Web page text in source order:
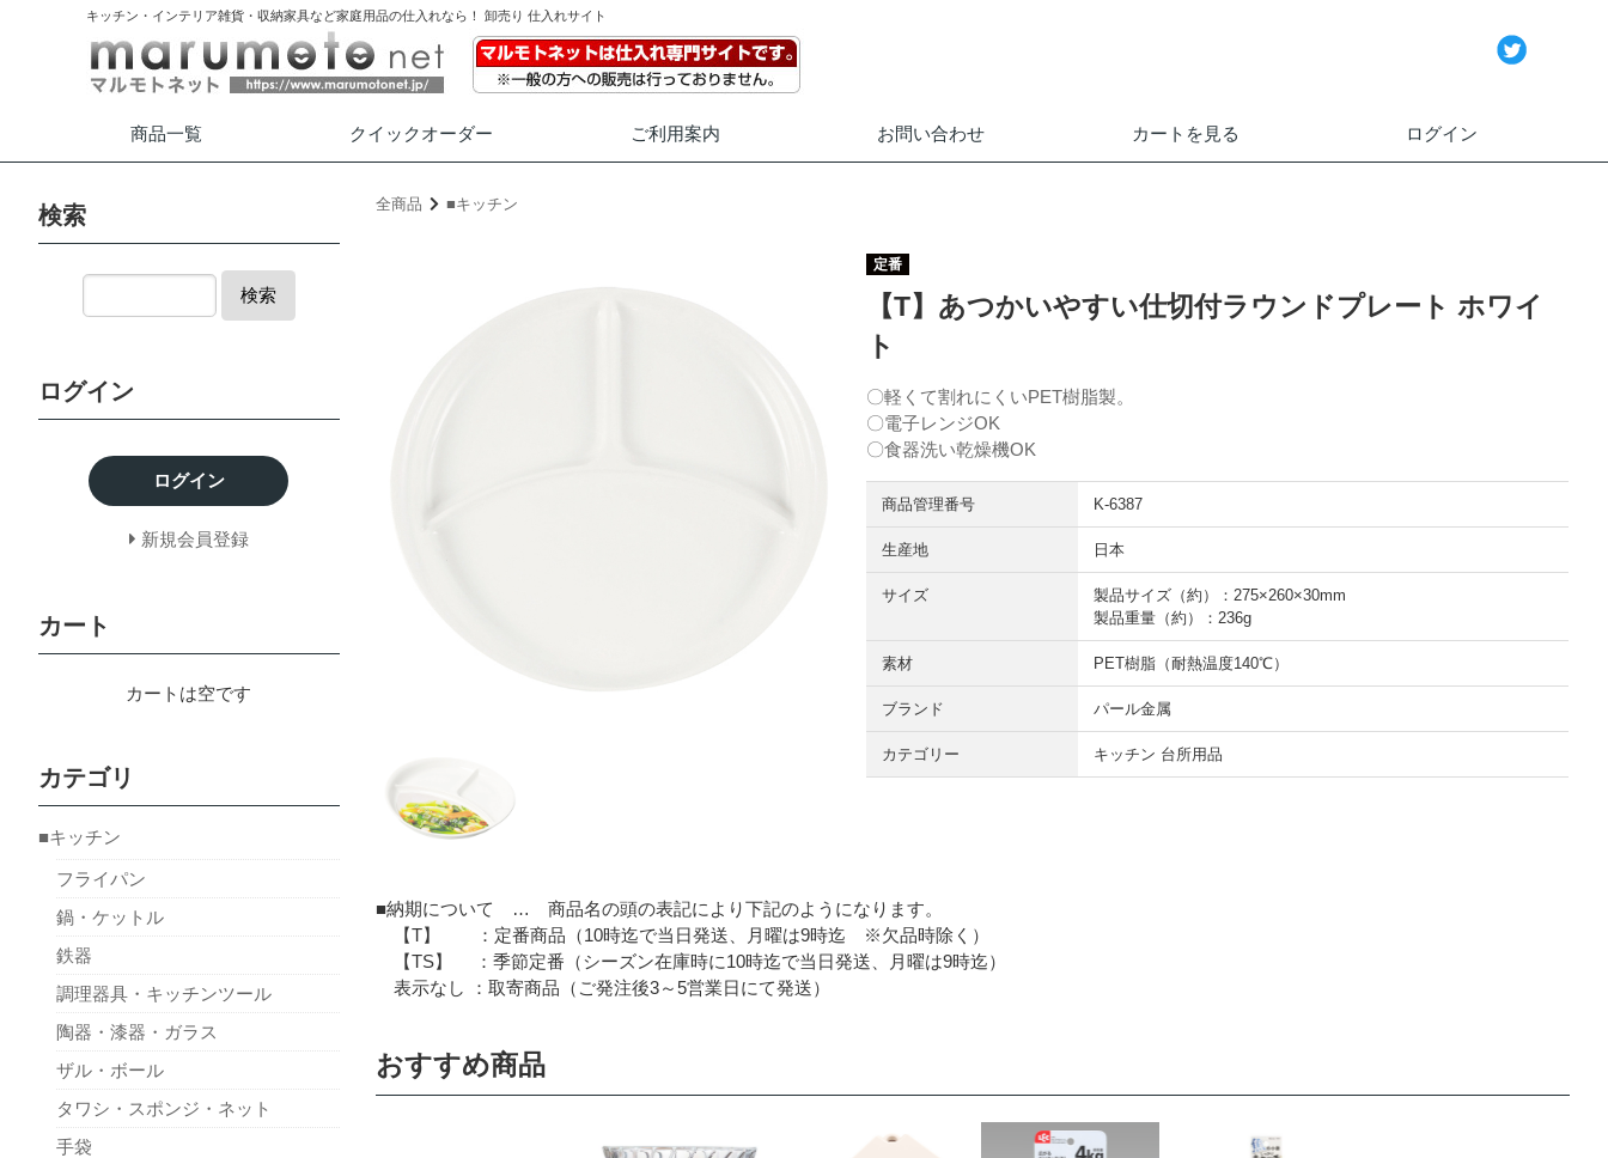
キッチン・インテリア雑貨・収納家具など家庭用品の仕入れなら！ 卸売り 仕入れサイト
商品一覧 クイックオーダー ご利用案内 お問い合わせ カートを見る ログイン
全商品 ■キッチン
定番
【T】あつかいやすい仕切付ラウンドプレート ホワイ
ト
〇軽くて割れにくいPET樹脂製。
〇電子レンジOK
〇食器洗い乾燥機OK
商品管理番号 K-6387
生産地 日本
サイズ
製品サイズ（約）：275×260×30mm
製品重量（約）：236g
素材 PET樹脂（耐熱温度140℃）
ブランド パール金属
カテゴリー キッチン 台所用品
■納期について … 商品名の頭の表記により下記のようになります。
【T】 ：定番商品（10時迄で当日発送、月曜は9時迄 ※欠品時除く）
【TS】 ：季節定番（シーズン在庫時に10時迄で当日発送、月曜は9時迄）
表示なし ：取寄商品（ご発注後3～5営業日にて発送）
おすすめ商品
検索
検索
ログイン
ログイン
新規会員登録
カート
カートは空です
カテゴリ
■キッチン
フライパン
鍋・ケットル
鉄器
調理器具・キッチンツール
陶器・漆器・ガラス
ザル・ボール
タワシ・スポンジ・ネット
手袋